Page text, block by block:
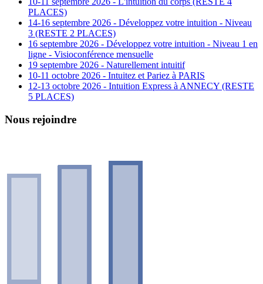
PLACES)
14-16 septembre 2026 - Développez votre intuition - Niveau
3 (RESTE 2 PLACES)
16 septembre 2026 - Développez votre intuition - Niveau 1 en
ligne - Visioconférence mensuelle
19 septembre 2026 - Naturellement intuitif
10-11 octobre 2026 - Intuitez et Pariez à PARIS
12-13 octobre 2026 - Intuition Express à ANNECY (RESTE
5 PLACES)
Nous rejoindre